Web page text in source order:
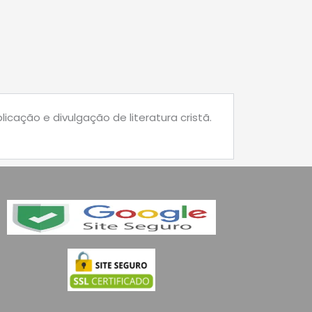
e divulgação de literatura cristã.